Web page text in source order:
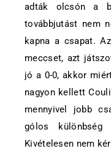
adták olcsón a
továbbjutást nem
kapna a csapat.
meccset, azt
jó a 0-0, akkor
nagyon kellett
mennyivel jobb
gólos
Kivételesen nem